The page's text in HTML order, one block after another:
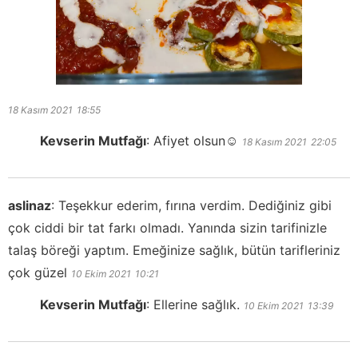
18 Kasım 2021 18:55
Kevserin Mutfağı: Afiyet olsun☺️ 18 Kasım 2021 22:05
aslinaz: Teşekkur ederim, fırına verdim. Dediğiniz gibi
çok ciddi bir tat farkı olmadı. Yanında sizin tarifinizle
talaş böreği yaptım. Emeğinize sağlık, bütün tarifleriniz
çok güzel 10 Ekim 2021 10:21
Kevserin Mutfağı: Ellerine sağlık. 10 Ekim 2021 13:39